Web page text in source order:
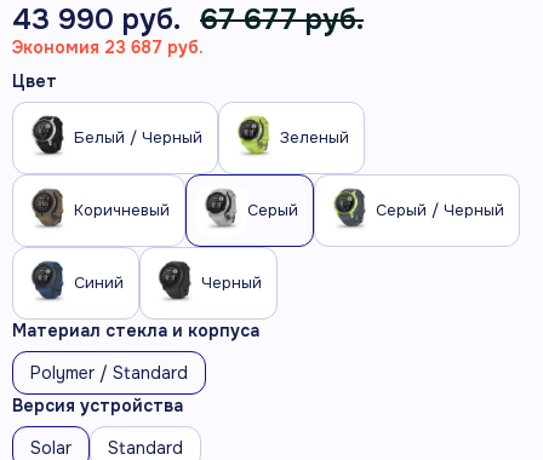
43 990 руб. 67 677 руб.
Экономия 23 687 руб.
Цвет
Белый / Черный Зеленый
Коричневый Серый Серый / Черный
Синий Черный
Материал стекла и корпуса
Polymer / Standard
Версия устройства
Solar
Standard